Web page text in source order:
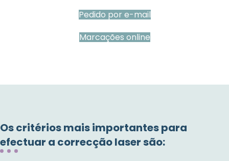
Pedido por e-mail
Marcações online
Os critérios mais importantes para
efectuar a correcção laser são: